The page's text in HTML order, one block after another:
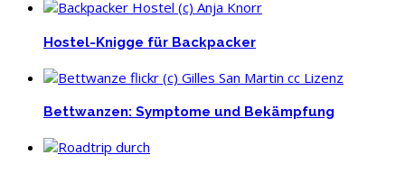
Hostel-Knigge für Backpacker
Bettwanzen: Symptome und Bekämpfung